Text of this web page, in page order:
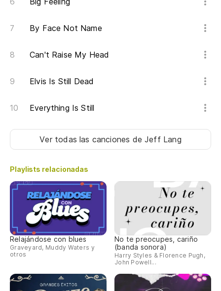
By Face Not Name
Can't Raise My Head
Elvis Is Still Dead
Everything Is Still
Ver todas las canciones de Jeff Lang
Playlists relacionadas
Relajándose con blues
Graveyard, Muddy Waters y
otros
No te preocupes, cariño
(banda sonora)
Harry Styles & Florence Pugh,
John Powell...